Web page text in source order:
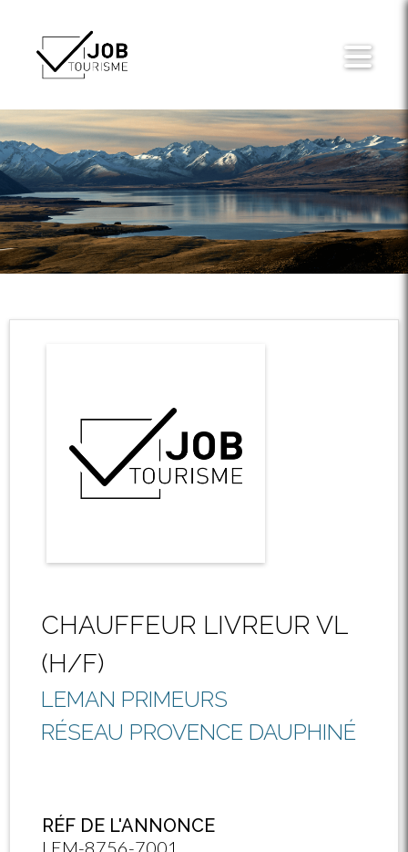
CHAUFFEUR LIVREUR VL
(H/F)
LEMAN PRIMEURS
RÉSEAU PROVENCE DAUPHINÉ
RÉF DE L'ANNONCE
LEM-8756-7001